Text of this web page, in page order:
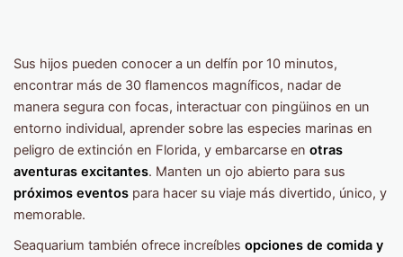
Sus hijos pueden conocer a un delfín por 10 minutos,
encontrar más de 30 flamencos magníficos, nadar de
manera segura con focas, interactuar con pingüinos en un
entorno individual, aprender sobre las especies marinas en
peligro de extinción en Florida, y embarcarse en otras
aventuras excitantes. Manten un ojo abierto para sus
próximos eventos para hacer su viaje más divertido, único, y
memorable.
Seaquarium también ofrece increíbles opciones de comida y